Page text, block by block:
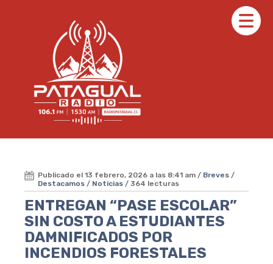
Publicado el 13 febrero, 2026 a las 8:41 am / Breves /
Destacamos / Noticias / 364 lecturas
ENTREGAN “PASE ESCOLAR”
SIN COSTO A ESTUDIANTES
DAMNIFICADOS POR
INCENDIOS FORESTALES